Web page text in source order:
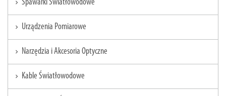
chevron_right Spawarki Światłowodowe
chevron_right Urządzenia Pomiarowe
chevron_right Narzędzia i Akcesoria Optyczne
chevron_right Kable Światłowodowe